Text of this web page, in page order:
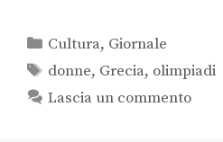
Cultura, Giornale
donne, Grecia, olimpiadi
Lascia un commento